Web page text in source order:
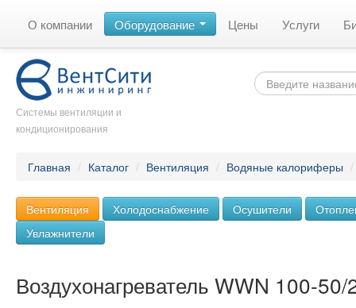
О компании Оборудование Цены Услуги
Системы вентиляции и
кондиционирования
Главная / Каталог / Вентиляция / Водяные калориферы /
Вентиляция Холодоснабжение Осушители
Увлажнители
Воздухонагреватель WWN 100-50/